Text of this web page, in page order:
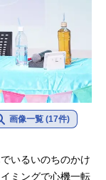
画像一覧 (17件)
いるいのちのかけ
ミングで心機一転